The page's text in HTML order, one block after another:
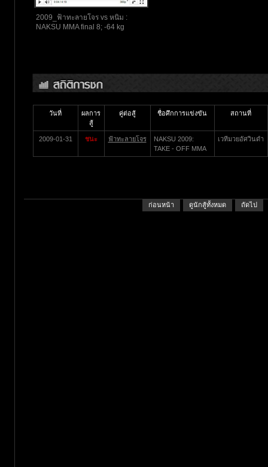
2009_ฟ้าทะลายโจร vs หนิม :
NAKSU MMA final 8; -64 kg
วันที่
ผลการ
สู้
คู่ต่อสู้ ชื่อศึกการแข่งขัน สถานที่
2009-01-31 ชนะ ฟ้าทะลายโจร
NAKSU 2009:
TAKE - OFF MMA
เวทีมวยอัศวินดำ
ก่อนหน้า ดูนักสู้ทั้งหมด ถัดไป